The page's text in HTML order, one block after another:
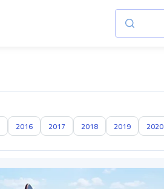
2020
2019
2018
2017
2016